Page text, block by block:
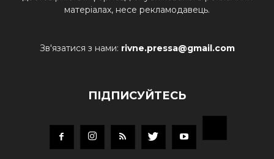
матеріалах, несе рекламодавець.
Зв'язатися з нами: rivne.pressa@gmail.com
ПІДПИСУЙТЕСЬ